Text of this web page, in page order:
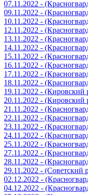
07.11.2022 -
09.11.2022 -
10.11.2022 -
12.11.2022 -
13.11.2022 -
14.11.2022 -
15.11.2022 -
16.11.2022 -
17.11.2022 -
18.11.2022 -
19.11.2022 -
20.11.2022 -
21.11.2022 -
22.11.2022 -
23.11.2022 -
24.11.2022 -
25.11.2022 -
27.11.2022 -
28.11.2022 -
29.11.2022 -
02.12.2022 -
04.12.2022 -